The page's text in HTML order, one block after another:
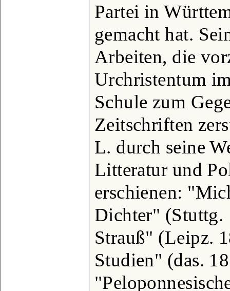
Partei in
gemacht hat.
Arbeiten, die
Urchristentum
Schule zum
Zeitschriften
L. durch seine
Litteratur und
erschienen:
Dichter"
Strauß" (Leipz.
Studien" (das.